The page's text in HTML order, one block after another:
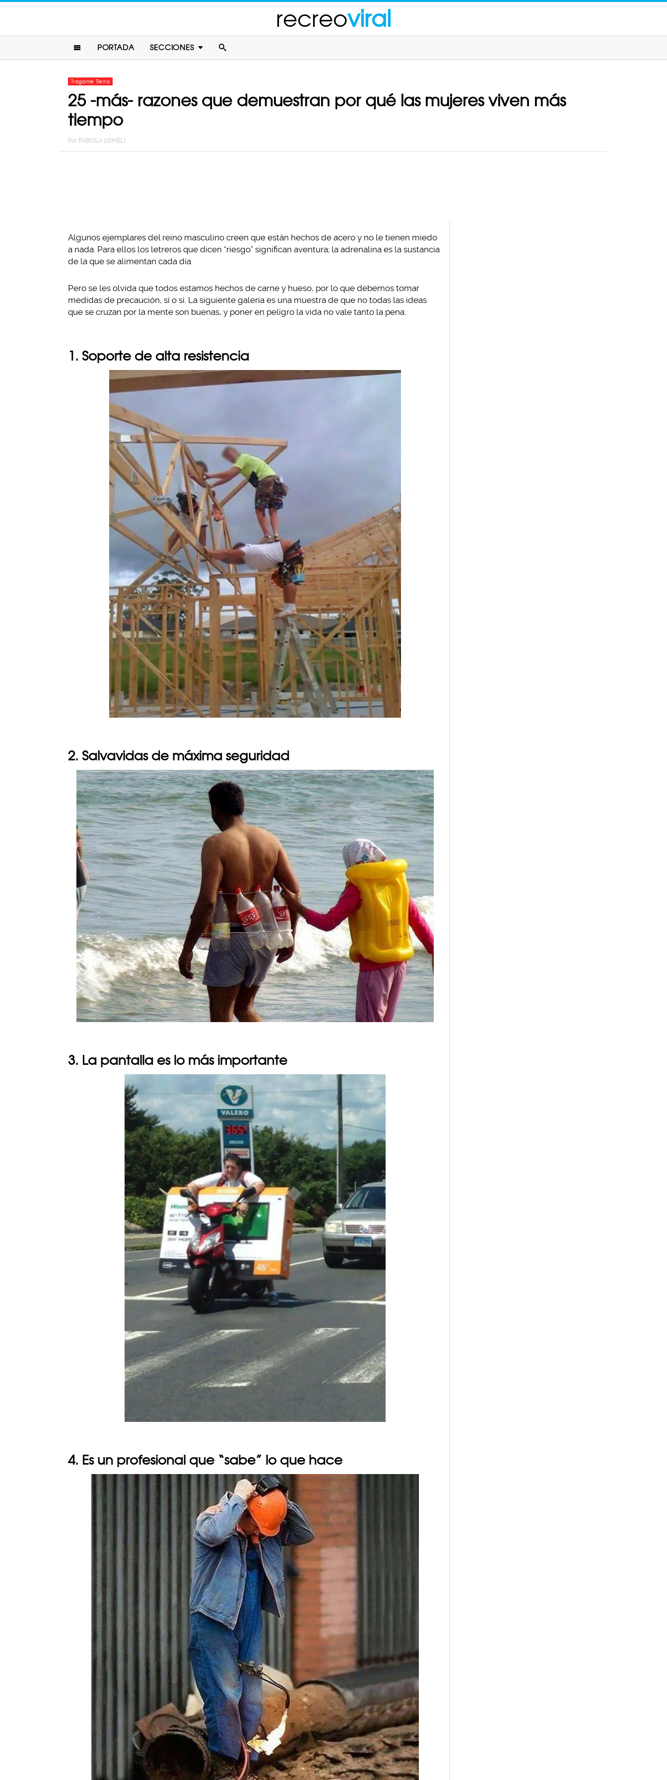
recreoviral
PORTADA SECCIONES
Tragame Tierra
25 -más- razones que demuestran por qué las mujeres viven más
tiempo
Por FABIOLA LOMELI
Algunos ejemplares del reino masculino creen que están hechos de acero y no le tienen miedo
a nada. Para ellos los letreros que dicen “riesgo” significan aventura; la adrenalina es la sustancia
de la que se alimentan cada día.
Pero se les olvida que todos estamos hechos de carne y hueso, por lo que debemos tomar
medidas de precaución, sí o sí. La siguiente galería es una muestra de que no todas las ideas
que se cruzan por la mente son buenas, y poner en peligro la vida no vale tanto la pena.
1. Soporte de alta resistencia
2. Salvavidas de máxima seguridad
3. La pantalla es lo más importante
4. Es un profesional que “sabe” lo que hace